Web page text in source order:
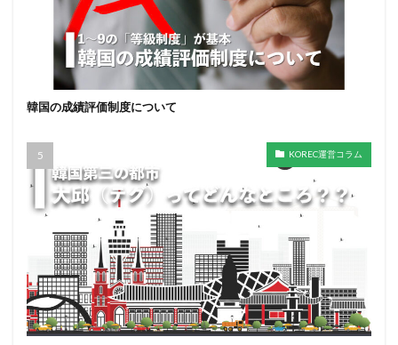
韓国の成績評価制度について
KOREC運営コラム